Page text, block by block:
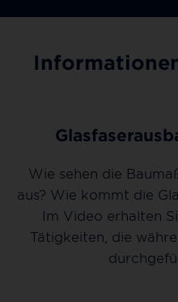
Wie sehen die
aus? Wie kommt die
Im Video erhalten
Tätigkeiten, die